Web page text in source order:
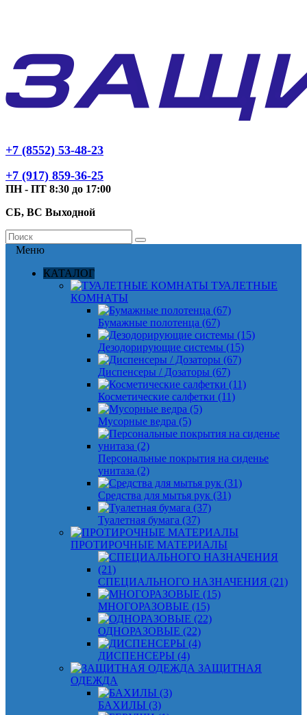
+7 (8552) 53-48-23
+7 (917) 859-36-25
ПН - ПТ 8:30 до 17:00
СБ, ВС Выходной
Меню
КАТАЛОГ
ТУАЛЕТНЫЕ
КОМНАТЫ
Бумажные полотенца (67)
Дезодорирующие системы (15)
Диспенсеры / Дозаторы (67)
Косметические салфетки (11)
Мусорные ведра (5)
Персональные покрытия на сиденье
унитаза (2)
Средства для мытья рук (31)
Туалетная бумага (37)
ПРОТИРОЧНЫЕ МАТЕРИАЛЫ
СПЕЦИАЛЬНОГО НАЗНАЧЕНИЯ (21)
МНОГОРАЗОВЫЕ (15)
ОДНОРАЗОВЫЕ (22)
ДИСПЕНСЕРЫ (4)
ЗАЩИТНАЯ
ОДЕЖДА
БАХИЛЫ (3)